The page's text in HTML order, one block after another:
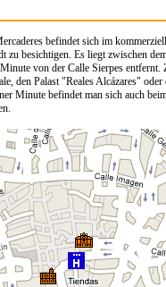
befindet sich im
zu besichtigen. Es liegt zwischen
von der Calle Sierpes entfernt.
den Palast "Reales Alcázares"
Minute befindet man sich auch